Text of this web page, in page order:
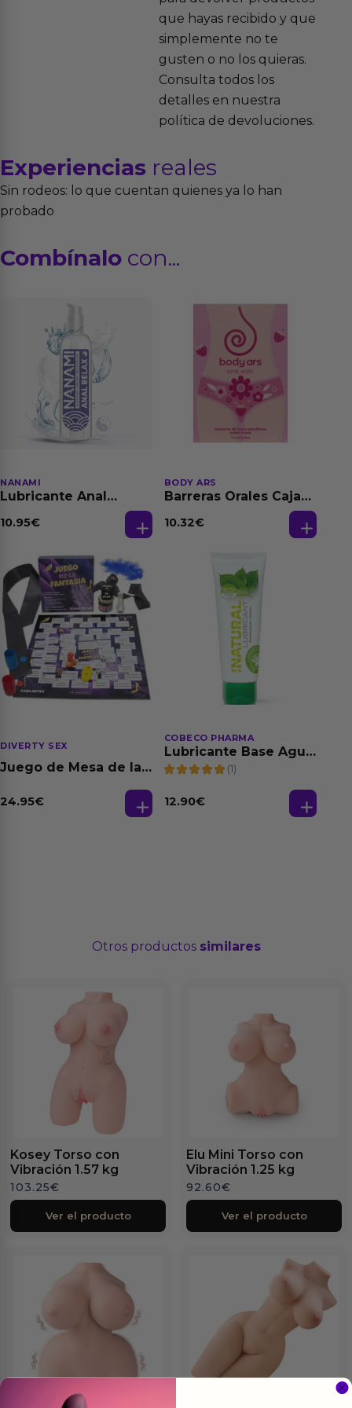
que hayas recibido y que
simplemente no te
gusten o no los quieras.
Consulta todos los
detalles en nuestra
política de devoluciones.
Experiencias reales
Sin rodeos: lo que cuentan quienes ya lo han
probado
Combínalo con...
NANAMI
Lubricante Anal
Dilatación Base Agua
10.95€
BODY ARS
Barreras Orales Caja
10.32€
DIVERTY SEX
Juego de Mesa de las
24.95€
COBECO PHARMA
Lubricante Base Agua
100% Natural 125 ml
(1)
12.90€
Otros productos similares
Kosey Torso con
Vibración 1.57 kg
103.25€
Ver el producto
Elu Mini Torso con
Vibración 1.25 kg
92.60€
Ver el producto